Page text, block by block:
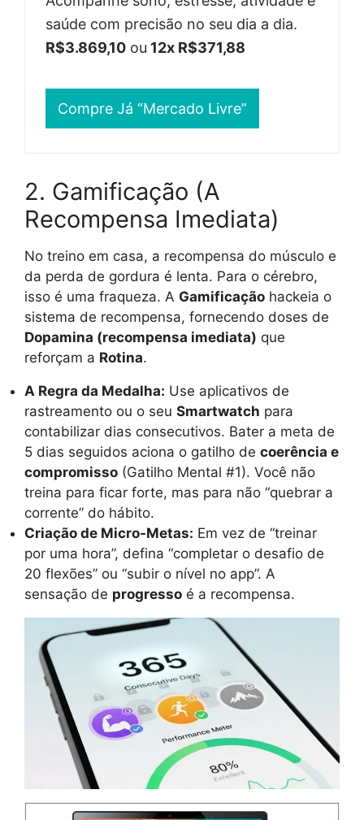
saúde com precisão no seu dia a dia.
R$3.869,10 ou 12x R$371,88
Compre Já “Mercado Livre”
2. Gamificação (A
Recompensa Imediata)
No treino em casa, a recompensa do músculo e
da perda de gordura é lenta. Para o cérebro,
isso é uma fraqueza. A Gamificação hackeia o
sistema de recompensa, fornecendo doses de
Dopamina (recompensa imediata) que
reforçam a Rotina.
A Regra da Medalha: Use aplicativos de
rastreamento ou o seu Smartwatch para
contabilizar dias consecutivos. Bater a meta de
5 dias seguidos aciona o gatilho de coerência e
compromisso (Gatilho Mental #1). Você não
treina para ficar forte, mas para não “quebrar a
corrente” do hábito.
Criação de Micro-Metas: Em vez de “treinar
por uma hora”, defina “completar o desafio de
20 flexões” ou “subir o nível no app”. A
sensação de progresso é a recompensa.